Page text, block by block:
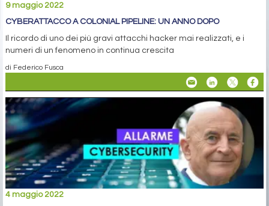
9 maggio 2022
CYBERATTACCO A COLONIAL PIPELINE: UN ANNO DOPO
Il ricordo di uno dei più gravi attacchi hacker mai realizzati, e i
numeri di un fenomeno in continua crescita
di Federico Fusca
4 maggio 2022